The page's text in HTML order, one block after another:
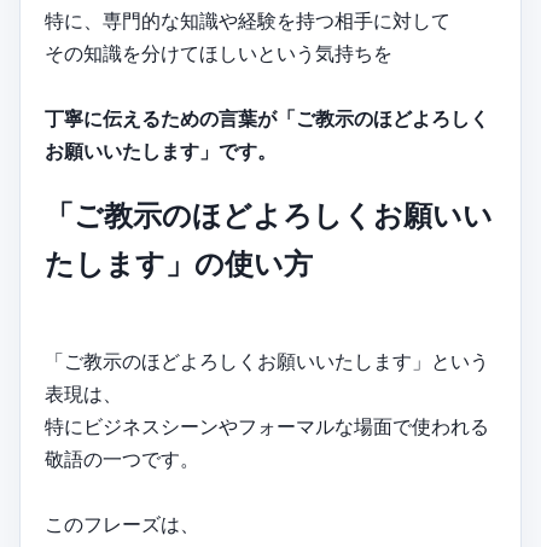
特に、専門的な知識や経験を持つ相手に対して
その知識を分けてほしいという気持ちを
丁寧に伝えるための言葉が「ご教示のほどよろしく
お願いいたします」です。
「ご教示のほどよろしくお願いい
たします」の使い方
「ご教示のほどよろしくお願いいたします」という
表現は、
特にビジネスシーンやフォーマルな場面で使われる
敬語の一つです。
このフレーズは、